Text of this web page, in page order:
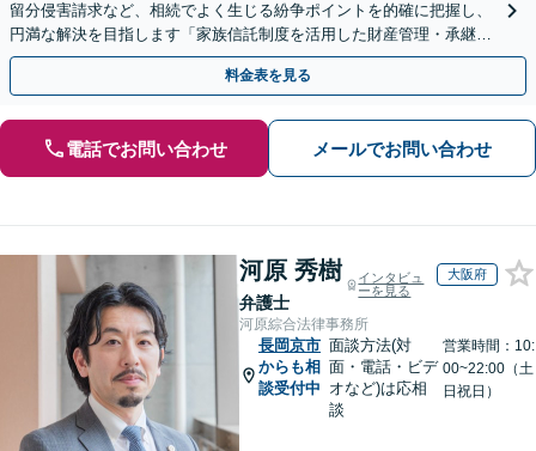
留分侵害請求など、相続でよく生じる紛争ポイントを的確に把握し、
円満な解決を目指します「家族信託制度を活用した財産管理・承継プ
ランのご提案」「次世代へ想いを託す円滑な事業承継」
料金表を見る
電話でお問い合わせ メールでお問い合わせ
河原 秀樹
弁護士
インタビュ
ーを見る
大阪府
河原綜合法律事務所
長岡京市
からも相
談受付中
面談方法(対
面・電話・ビデ
オなど)は応相
談
営業時間：10:
00~22:00（土
日祝日）